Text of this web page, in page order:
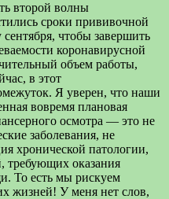
второй волны
сроки прививочной
чтобы завершить
коронавирусной
объем работы,
в этот
Я уверен, что наши
вовремя плановая
осмотра — это не
заболевания, не
хронической патологии,
требующих оказания
То есть мы рискуем
жизней! У меня нет слов,